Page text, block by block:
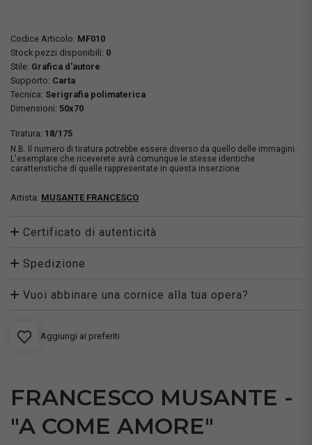
Codice Articolo: MF010
Stock pezzi disponibili: 0
Stile: Grafica d'autore
Supporto: Carta
Tecnica: Serigrafia polimaterica
Dimensioni: 50x70
Tiratura: 18/175
N.B. Il numero di tiratura potrebbe essere diverso da quello delle immagini.
L'esemplare che riceverete avrà comunque le stesse identiche
caratteristiche di quelle rappresentate in questa inserzione.
Artista: MUSANTE FRANCESCO
Certificato di autenticità
Spedizione
Vuoi abbinare una cornice alla tua opera?
Aggiungi ai preferiti
FRANCESCO MUSANTE -
"A COME AMORE"